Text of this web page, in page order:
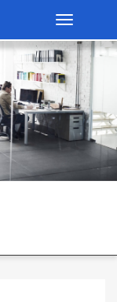
Toggle